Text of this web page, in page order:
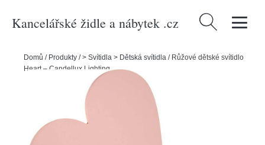
Kancelářské židle a nábytek .cz Vyhledávání
Domů / Produkty /> Svítidla > Dětská svítidla / Růžové dětské svítidlo
Heart – Candellux Lighting